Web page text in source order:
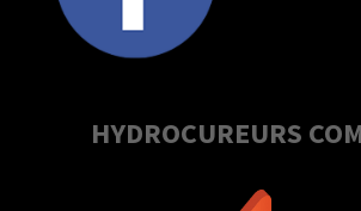
HYDROCUREURS